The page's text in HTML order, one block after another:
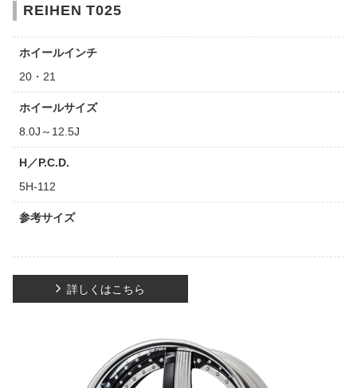
REIHEN T025
ホイールインチ
20・21
ホイールサイズ
8.0J～12.5J
H／P.C.D.
5H-112
参考サイズ
詳しくはこちら